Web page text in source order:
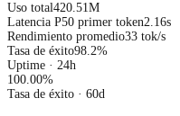
Uso total420.51M
Latencia P50 primer token2.16s
Rendimiento promedio33 tok/s
Tasa de éxito98.2%
Uptime · 24h
100.00%
Tasa de éxito · 60d